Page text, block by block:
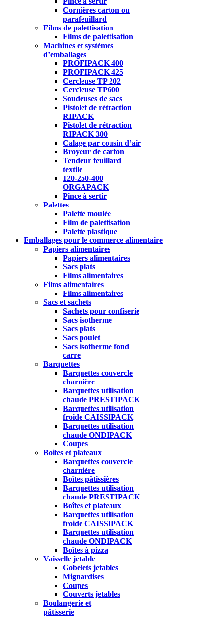
Cornières carton ou
parafeuillard
Films de palettisation
Films de palettisation
Machines et systèmes
d’emballages
PROFIPACK 400
PROFIPACK 425
Cercleuse TP 202
Cercleuse TP600
Soudeuses de sacs
Pistolet de rétraction
RIPACK
Pistolet de rétraction
RIPACK 300
Calage par cousin d’air
Broyeur de carton
Tendeur feuillard
textile
120-250-400
ORGAPACK
Pince à sertir
Palettes
Palette moulée
Film de palettisation
Palette plastique
Emballages pour le commerce alimentaire
Papiers alimentaires
Papiers alimentaires
Sacs plats
Films alimentaires
Films alimentaires
Films alimentaires
Sacs et sachets
Sachets pour confiserie
Sacs isotherme
Sacs plats
Sacs poulet
Sacs isotherme fond
carré
Barquettes
Barquettes couvercle
charnière
Barquettes utilisation
chaude PRESTIPACK
Barquettes utilisation
froide CAISSIPACK
Barquettes utilisation
chaude ONDIPACK
Coupes
Boites et plateaux
Barquettes couvercle
charnière
Boîtes pâtissières
Barquettes utilisation
chaude PRESTIPACK
Boîtes et plateaux
Barquettes utilisation
froide CAISSIPACK
Barquettes utilisation
chaude ONDIPACK
Boîtes à pizza
Vaisselle jetable
Gobelets jetables
Mignardises
Coupes
Couverts jetables
Boulangerie et
pâtisserie